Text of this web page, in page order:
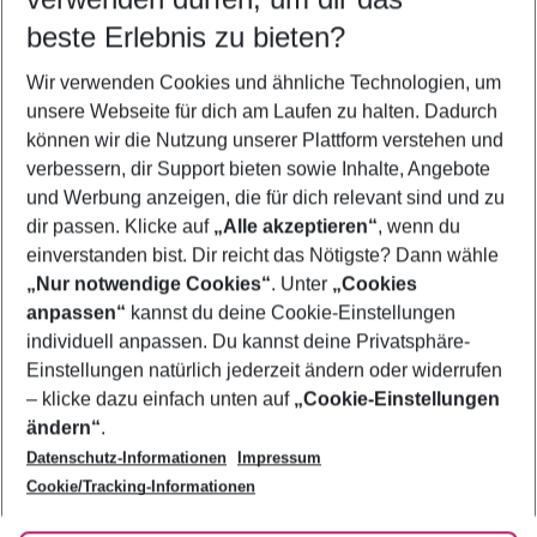
5-8 Nächte
2 Erwachsene Keine Kinder
Mehr Filter anzeigen
Footer
Footer navigation
Über uns
AGB
Bestpreisgarantie
Cookie-Einstellungen ändern
Cookie-Richtlinie
Agenturbetreuung
Barrierefreies Reisen
Folge uns
beste Erlebnis zu bieten?
Wir verwenden Cookies und ähnliche Technologien, um
unsere Webseite für dich am Laufen zu halten. Dadurch
können wir die Nutzung unserer Plattform verstehen und
verbessern, dir Support bieten sowie Inhalte, Angebote
und Werbung anzeigen, die für dich relevant sind und zu
dir passen. Klicke auf „Alle akzeptieren“, wenn du
einverstanden bist. Dir reicht das Nötigste? Dann wähle
„Nur notwendige Cookies“. Unter „Cookies
anpassen“ kannst du deine Cookie-Einstellungen
individuell anpassen. Du kannst deine Privatsphäre-
Einstellungen natürlich jederzeit ändern oder widerrufen
– klicke dazu einfach unten auf „Cookie-Einstellungen
ändern“.
Datenschutz-Informationen
Impressum
Cookie/Tracking-Informationen